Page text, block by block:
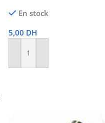
En stock
5,00 DH
Ajouter Au Panier